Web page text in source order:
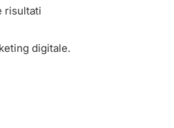
risultati
digitale.